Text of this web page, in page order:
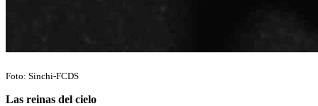
Foto: Sinchi-FCDS
Las reinas del cielo